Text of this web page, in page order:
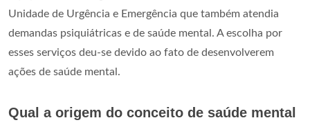
Unidade de Urgência e Emergência que também atendia
demandas psiquiátricas e de saúde mental. A escolha por
esses serviços deu-se devido ao fato de desenvolverem
ações de saúde mental.
Qual a origem do conceito de saúde mental